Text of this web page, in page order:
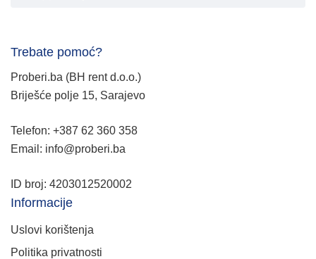
Trebate pomoć?
Proberi.ba (BH rent d.o.o.)
Briješće polje 15, Sarajevo
Telefon: +387 62 360 358
Email: info@proberi.ba
ID broj: 4203012520002
Informacije
Uslovi korištenja
Politika privatnosti